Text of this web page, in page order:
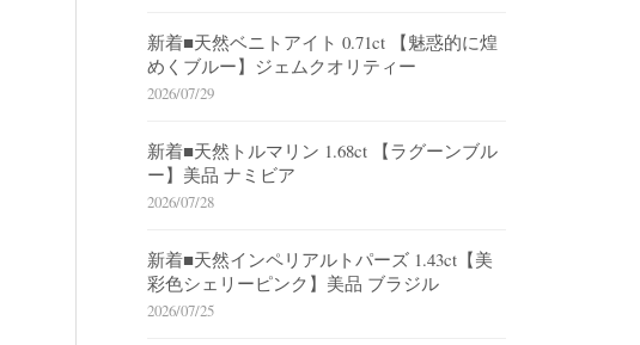
新着■天然ベニトアイト 0.71ct 【魅惑的に煌
めくブルー】ジェムクオリティー
2026/07/29
新着■天然トルマリン 1.68ct 【ラグーンブル
ー】美品 ナミビア
2026/07/28
新着■天然インペリアルトパーズ 1.43ct【美
彩色シェリーピンク】美品 ブラジル
2026/07/25